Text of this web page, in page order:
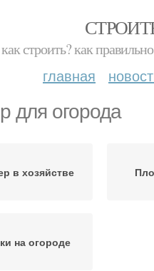
как строить? как
главная
для огорода
в хозяйстве
на огороде